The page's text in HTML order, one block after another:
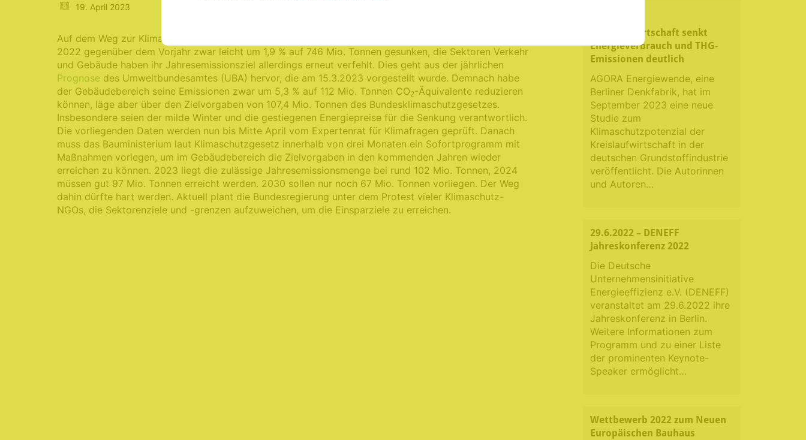
19. April 2023
Auf dem Weg zur Klimaneutralität bis 2045 sind die Treibhausgasemissionen Deutschlands im Jahr
2022 gegenüber dem Vorjahr zwar leicht um 1,9 % auf 746 Mio. Tonnen gesunken, die Sektoren Verkehr
und Gebäude haben ihr Jahresemissionsziel allerdings erneut verfehlt. Dies geht aus der jährlichen
Prognosedes Umweltbundesamtes (UBA) hervor, die am 15.3.2023 vorgestellt wurde. Demnach habe
der Gebäudebereich seine Emissionen zwar um 5,3 % auf 112 Mio. Tonnen CO2-Äquivalente reduzieren
können, läge aber über den Zielvorgaben von 107,4 Mio. Tonnen des Bundesklimaschutzgesetzes.
Insbesondere seien der milde Winter und die gestiegenen Energiepreise für die Senkung verantwortlich.
Die vorliegenden Daten werden nun bis Mitte April vom Expertenrat für Klimafragen geprüft. Danach
muss das Bauministerium laut Klimaschutzgesetz innerhalb von drei Monaten ein Sofortprogramm mit
Maßnahmen vorlegen, um im Gebäudebereich die Zielvorgaben in den kommenden Jahren wieder
erreichen zu können. 2023 liegt die zulässige Jahresemissionsmenge bei rund 102 Mio. Tonnen, 2024
müssen gut 97 Mio. Tonnen erreicht werden. 2030 sollen nur noch 67 Mio. Tonnen vorliegen. Der Weg
dahin dürfte hart werden. Aktuell plant die Bundesregierung unter dem Protest vieler Klimaschutz-
NGOs, die Sektorenziele und -grenzen aufzuweichen, um die Einsparziele zu erreichen.
Kreislaufwirtschaft senkt
Energieverbrauch und THG-
Emissionen deutlich
AGORA Energiewende, eine
Berliner Denkfabrik, hat im
September 2023 eine neue
Studie zum
Klimaschutzpotenzial der
Kreislaufwirtschaft in der
deutschen Grundstoffindustrie
veröffentlicht. Die Autorinnen
und Autoren…
29.6.2022 – DENEFF
Jahreskonferenz 2022
Die Deutsche
Unternehmensinitiative
Energieeffizienz e.V. (DENEFF)
veranstaltet am 29.6.2022 ihre
Jahreskonferenz in Berlin.
Weitere Informationen zum
Programm und zu einer Liste
der prominenten Keynote-
Speaker ermöglicht…
Wettbewerb 2022 zum Neuen
Europäischen Bauhaus